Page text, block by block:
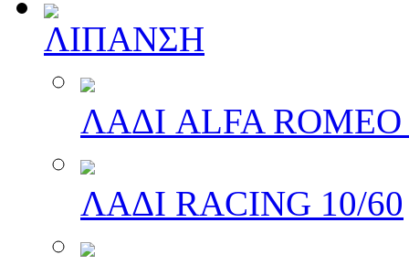
ΛΙΠΑΝΣΗ
ΛΑΔΙ ALFA
ΛΑΔΙ RACING 10/60